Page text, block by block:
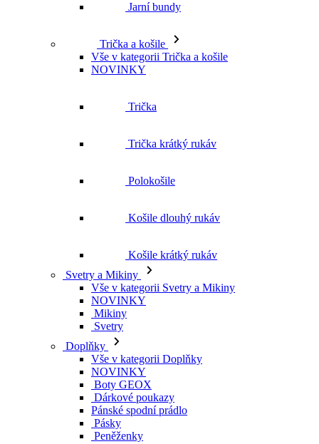
Jarní bundy
Trička a košile
Vše v kategorii Trička a košile
NOVINKY
Trička
Trička krátký rukáv
Polokošile
Košile dlouhý rukáv
Košile krátký rukáv
Svetry a Mikiny
Vše v kategorii Svetry a Mikiny
NOVINKY
Mikiny
Svetry
Doplňky
Vše v kategorii Doplňky
NOVINKY
Boty GEOX
Dárkové poukazy
Pánské spodní prádlo
Pásky
Peněženky